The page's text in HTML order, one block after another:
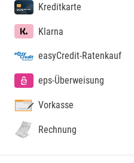
Kreditkarte
Klarna
easyCredit-Ratenkauf
eps-Überweisung
Vorkasse
Rechnung
Kassel
Kerken
Kiel
Koblenz